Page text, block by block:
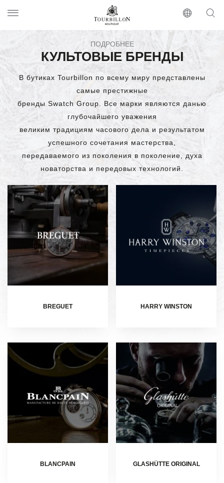
ПОДРОБНЕЕ
КУЛЬТОВЫЕ БРЕНДЫ
В бутиках Tourbillon по всему миру представлены
самые престижные
бренды Swatch Group. Все марки являются данью
глубочайшего уважения
великим традициям часового дела и результатом
успешного сочетания мастерства,
передаваемого из поколения в поколение, духа
новаторства и передовых технологий.
BREGUET HARRY WINSTON
BLANCPAIN GLASHÜTTE ORIGINAL